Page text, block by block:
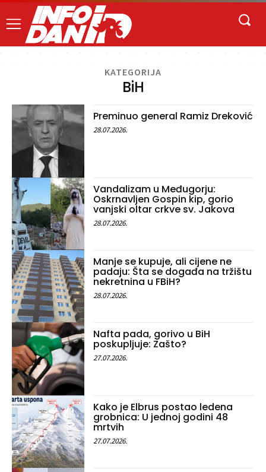
KATEGORIJA
BiH
Preminuo general Ramiz Dreković
28.07.2026.
Vandalizam u Međugorju:
Oskrnavljen Gospin kip, gorio
vanjski oltar crkve sv. Jakova
28.07.2026.
Manje se kupuje, ali cijene ne
padaju: Šta se događa na tržištu
nekretnina u FBiH?
28.07.2026.
Nafta pada, gorivo u BiH
poskupljuje: Zašto?
27.07.2026.
Kako je Elbrus postao ledena
grobnica: U jednoj godini 48
mrtvih
27.07.2026.